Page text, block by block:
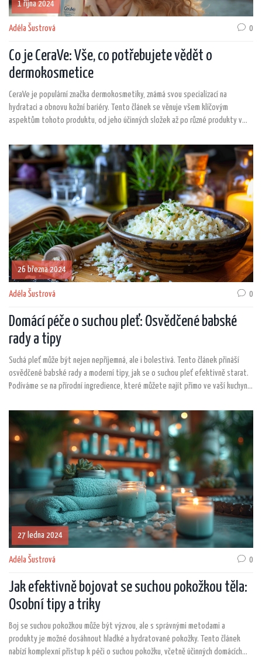
1 října 2024
Adéla Šustrová 0
Co je CeraVe: Vše, co potřebujete vědět o
dermokosmetice
CeraVe je populární značka dermokosmetiky, známá svou specializací na
hydrataci a obnovu kožní bariéry. Tento článek se věnuje všem klíčovým
aspektům tohoto produktu, od jeho účinných složek až po různé produkty v
o pleť. Tato dermokosmetika je vhodná pro různé typy pleti a může řešit různé
kožní problémy.
26 března 2024
Adéla Šustrová 0
Domácí péče o suchou pleť: Osvědčené babské
rady a tipy
Suchá pleť může být nejen nepříjemná, ale i bolestivá. Tento článek přináší
osvědčené babské rady a moderní tipy, jak se o suchou pleť efektivně starat.
Podíváme se na přírodní ingredience, které můžete najít přímo ve vaší kuchyni,
Připravte se na praktické tipy, které vám pomohou dosáhnout hladké a jemné
pleti.
27 ledna 2024
Adéla Šustrová 0
Jak efektivně bojovat se suchou pokožkou těla:
Osobní tipy a triky
Boj se suchou pokožkou může být výzvou, ale s správnými metodami a
produkty je možné dosáhnout hladké a hydratované pokožky. Tento článek
nabízí komplexní přístup k péči o suchou pokožku, včetně účinných domácích